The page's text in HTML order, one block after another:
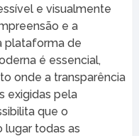
e visualmente
e a
plataforma de
é essencial,
onde a transparência
exigidas pela
que o
lugar todas as